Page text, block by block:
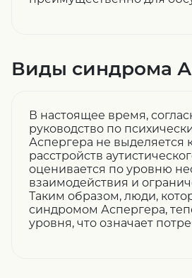
Виды синдрома
В настоящее время,
руководство по
Аспергера не выделяется
расстройств
оценивается по уровню
взаимодействия и
Таким образом, люди,
синдромом Аспергера,
уровня, что означает